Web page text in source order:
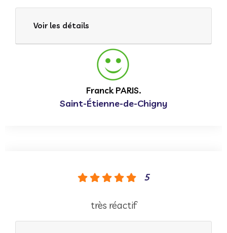
Voir les détails
Franck PARIS.
Saint-Étienne-de-Chigny
5
très réactif